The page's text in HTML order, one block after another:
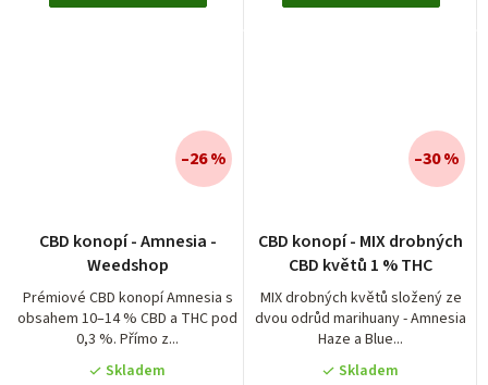
CBD konopí - Amnesia -
Weedshop
Prémiové CBD konopí Amnesia s
obsahem 10–14 % CBD a THC pod
0,3 %. Přímo z...
Skladem
–26 %
CBD konopí - MIX drobných
CBD květů 1 % THC
MIX drobných květů složený ze
dvou odrůd marihuany - Amnesia
Haze a Blue...
Skladem
–30 %